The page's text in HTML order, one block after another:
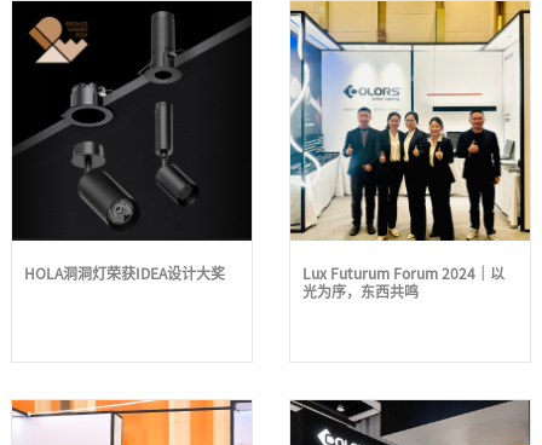
HOLA洞洞灯荣获IDEA设计大奖
Lux Futurum Forum 2024｜以
光为序，东西共鸣